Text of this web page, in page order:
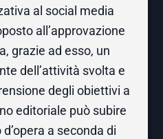
al social media
all’approvazione
grazie ad esso, un
dell’attività svolta e
degli obiettivi a
editoriale può subire
a seconda di